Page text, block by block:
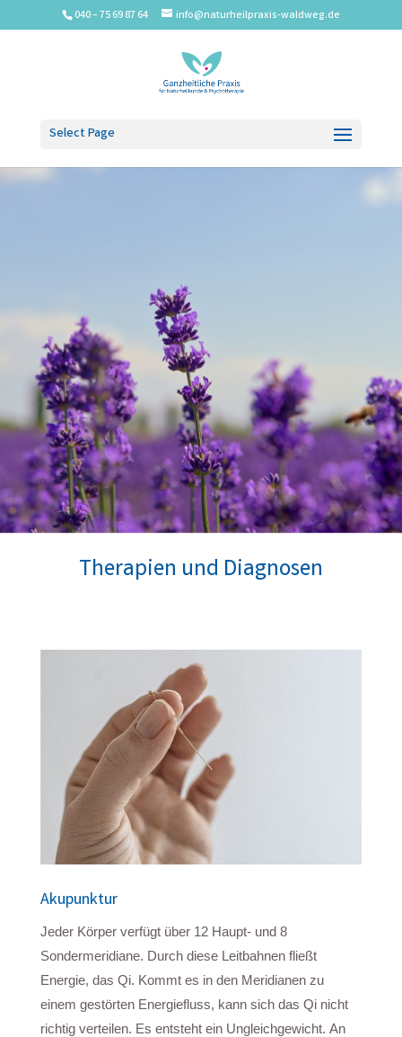
040 – 75 69 87 64 info@naturheilpraxis-waldweg.de
Select Page
Therapien und Diagnosen
Akupunktur
Jeder Körper verfügt über 12 Haupt- und 8
Sondermeridiane. Durch diese Leitbahnen fließt
Energie, das Qi. Kommt es in den Meridianen zu
einem gestörten Energiefluss, kann sich das Qi nicht
richtig verteilen. Es entsteht ein Ungleichgewicht. An